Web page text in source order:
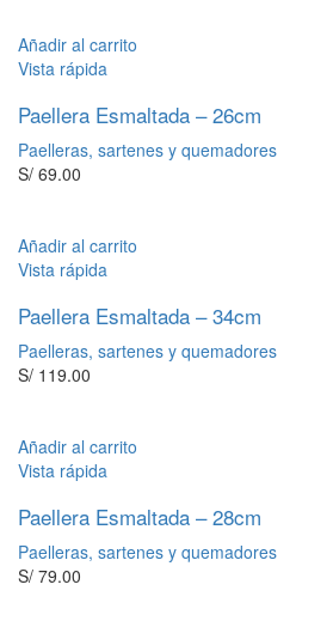
Añadir al carrito
Vista rápida
Paellera Esmaltada – 26cm
Paelleras, sartenes y quemadores
S/ 69.00
Añadir al carrito
Vista rápida
Paellera Esmaltada – 34cm
Paelleras, sartenes y quemadores
S/ 119.00
Añadir al carrito
Vista rápida
Paellera Esmaltada – 28cm
Paelleras, sartenes y quemadores
S/ 79.00